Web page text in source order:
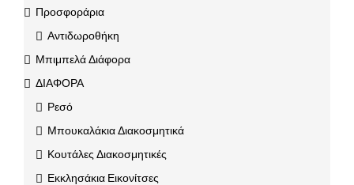
Προσφοράρια
Αντιδωροθήκη
Μπιμπελά Διάφορα
ΔΙΑΦΟΡΑ
Ρεσό
Μπουκαλάκια Διακοσμητικά
Κουτάλες Διακοσμητικές
Εκκλησάκια Εικονίτσες